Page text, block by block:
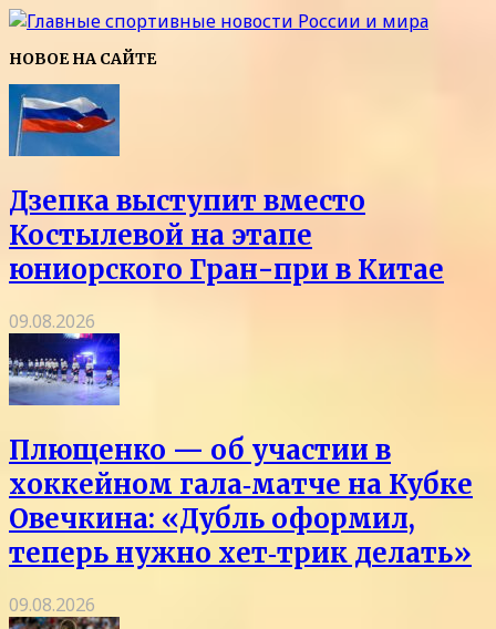
НОВОЕ НА САЙТЕ
Дзепка выступит вместо
Костылевой на этапе
юниорского Гран-при в Китае
09.08.2026
Плющенко — об участии в
хоккейном гала‑матче на Кубке
Овечкина: «Дубль оформил,
теперь нужно хет‑трик делать»
09.08.2026